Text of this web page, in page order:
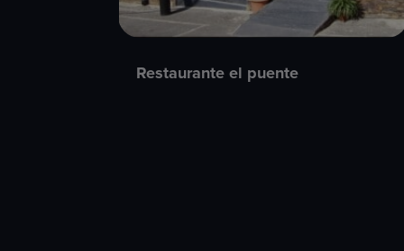
Restaurante el puente​